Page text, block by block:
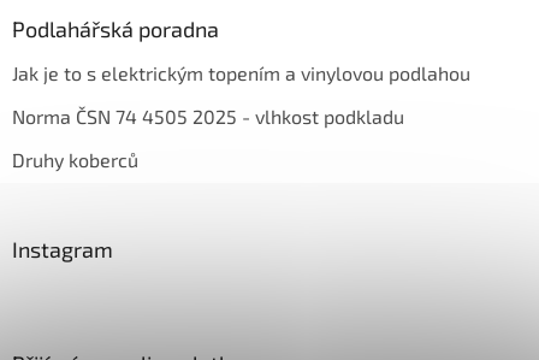
Podlahářská poradna
Jak je to s elektrickým topením a vinylovou podlahou
Norma ČSN 74 4505 2025 - vlhkost podkladu
Druhy koberců
Instagram